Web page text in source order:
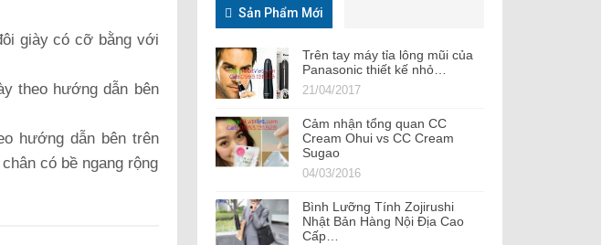
giày có cỡ bằng với
theo hướng dẫn bên
hướng dẫn bên trên
có bề ngang rộng
Sản Phẩm Mới
Trên tay máy tỉa lông mũi của
Panasonic thiết kế nhỏ…
21/04/2017
Cảm nhận tổng quan CC
Cream Ohui vs CC Cream
Sugao
04/03/2016
Bình Lưỡng Tính Zojirushi
Nhật Bản Hàng Nội Địa Cao
Cấp…